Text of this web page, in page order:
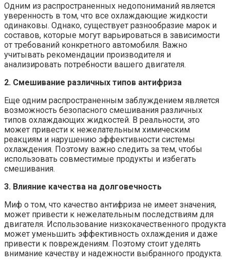
Одним из распространенных недопониманий является
уверенность в том, что все охлаждающие жидкости
одинаковы. Однако, существует разнообразие марок и
составов, которые могут варьироваться в зависимости
от требований конкретного автомобиля. Важно
учитывать рекомендации производителя и
анализировать потребности вашего двигателя.
2. Смешивание различных типов антифриза
Еще одним распространенным заблуждением является
возможность безопасного смешивания различных
типов охлаждающих жидкостей. В реальности, это
может привести к нежелательным химическим
реакциям и нарушению эффективности системы
охлаждения. Поэтому важно следить за тем, чтобы
использовать совместимые продукты и избегать
смешивания.
3. Влияние качества на долговечность
Миф о том, что качество антифриза не имеет значения,
может привести к нежелательным последствиям для
двигателя. Использование низкокачественного продукта
может уменьшить эффективность охлаждения и даже
привести к повреждениям. Поэтому стоит уделять
внимание качеству и надежности выбранного продукта.